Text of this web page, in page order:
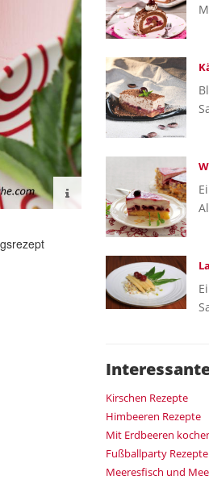
Kirschen Rezepte
Himbeeren Rezepte
Mit Erdbeeren
Fußballparty Rezepte
Meeresfisch und